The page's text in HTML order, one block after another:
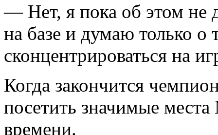
— Нет, я пока об этом не
на базе и думаю только о
сконцентрироваться на
Когда закончится
посетить значимые
времени.